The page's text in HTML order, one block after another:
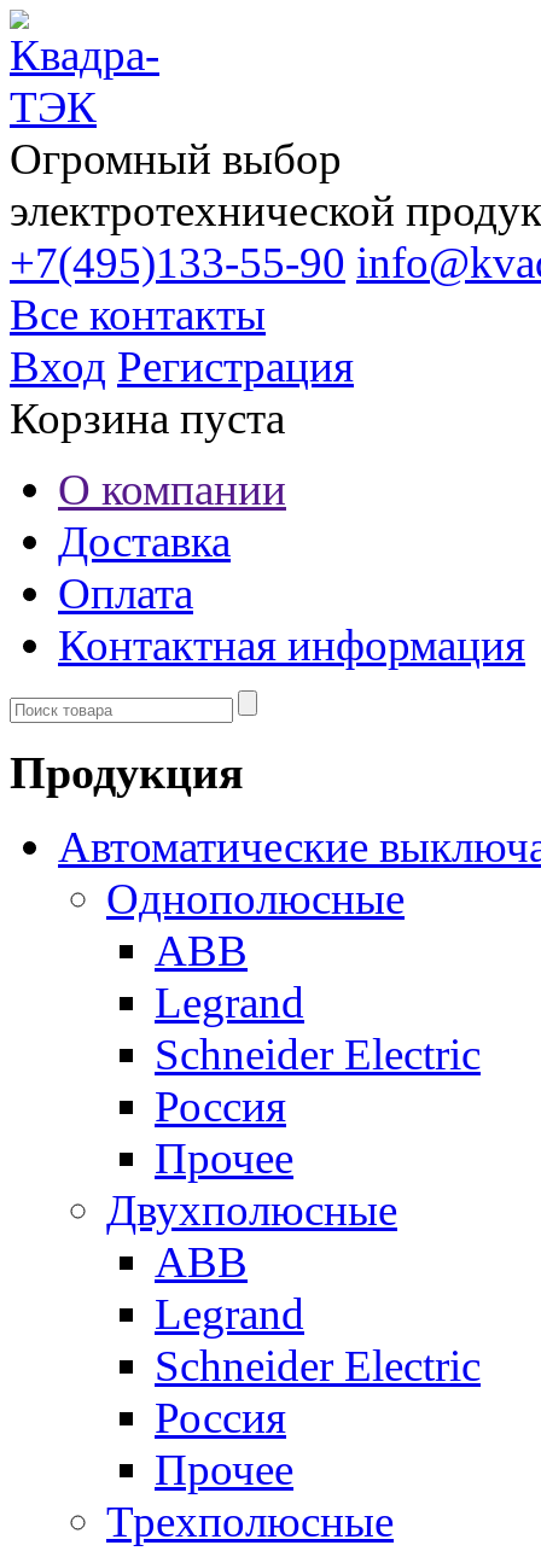
Огромный выбор
электротехнической
+7(495)133-55-90
Все контакты
Вход Регистрация
Корзина пуста
О компании
Доставка
Оплата
Контактная информация
Продукция
Автоматические
Однополюсные
ABB
Legrand
Schneider Electric
Россия
Прочее
Двухполюсные
ABB
Legrand
Schneider Electric
Россия
Прочее
Трехполюсные